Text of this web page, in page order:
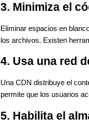
3. Minimiza el
Eliminar espacios en
los archivos. Existen
4. Usa una red
Una CDN distribuye el
permite que los usuarios
5. Habilita el